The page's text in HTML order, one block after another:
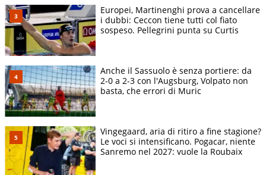
Europei, Martinenghi prova a cancellare
i dubbi: Ceccon tiene tutti col fiato
sospeso. Pellegrini punta su Curtis
Anche il Sassuolo è senza portiere: da
2-0 a 2-3 con l'Augsburg, Volpato non
basta, che errori di Muric
Vingegaard, aria di ritiro a fine stagione?
Le voci si intensificano. Pogacar, niente
Sanremo nel 2027: vuole la Roubaix